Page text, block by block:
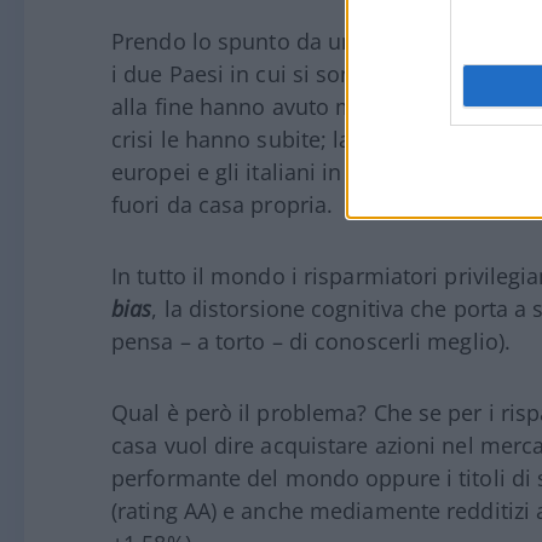
Prendo lo spunto da un articolo apparso
i due Paesi in cui si sono originate le più
alla fine hanno avuto meno danni di altre
crisi le hanno subite; la crescita
europei e gli italiani in particolare
fuori da casa propria.
In tutto il mondo i risparmiatori
bias, la distorsione cognitiva che porta a
pensa – a torto – di conoscerli meglio).
Qual è però il problema? Che se per i
casa vuol dire acquistare azioni nel
performante del mondo oppure i titoli di
(rating AA) e anche mediamente